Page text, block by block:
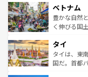
参照してほし
容にもいい
照してほし
き、地方に
できる。そ
まで、さま
リティに包
覧を参照し
ベトナム
豊かな自然
く伸びる国
急速な発展
ーチミン市
醸し出して
タイ
タイは、東
国だ。首都